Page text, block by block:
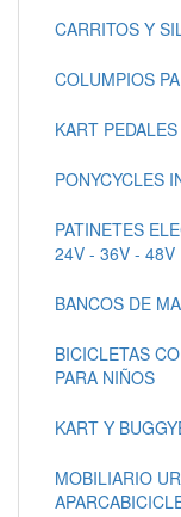
CARRITOS Y
COLUMPIOS
KART
PONYCYCLES
PATINETES
24V - 36V - 48V
BANCOS DE
BICICLETAS
PARA NIÑOS
KART Y
MOBILIARIO